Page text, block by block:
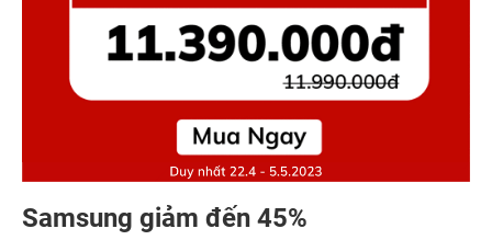
Samsung giảm đến 45%